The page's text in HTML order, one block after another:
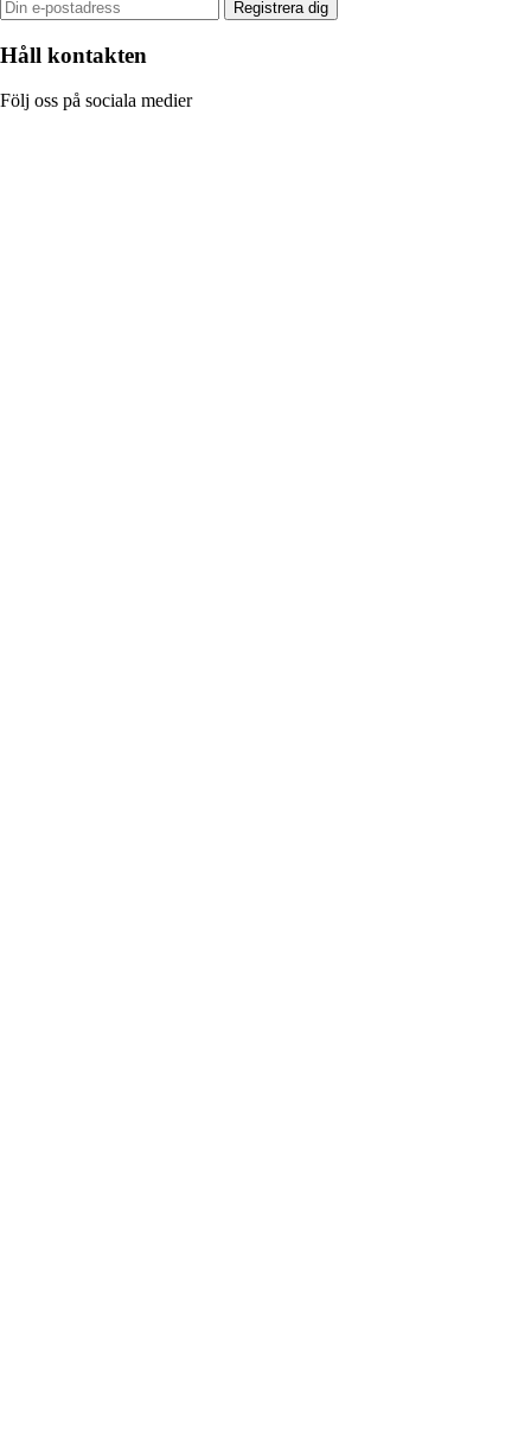
Registrera dig
Håll kontakten
Följ oss på sociala medier